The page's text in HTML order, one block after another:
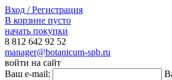
Вход / Регистрация
В корзине пусто
начать покупки
8 812 642 92 52
manager@botanicum-spb.ru
войти на сайт
Ваш e-mail: